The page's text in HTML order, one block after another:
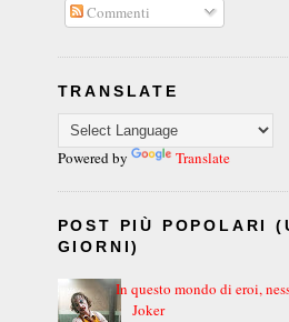
Commenti
TRANSLATE
Powered by Translate
POST PIÙ POPOLARI
GIORNI)
In questo mondo di eroi,
Joker